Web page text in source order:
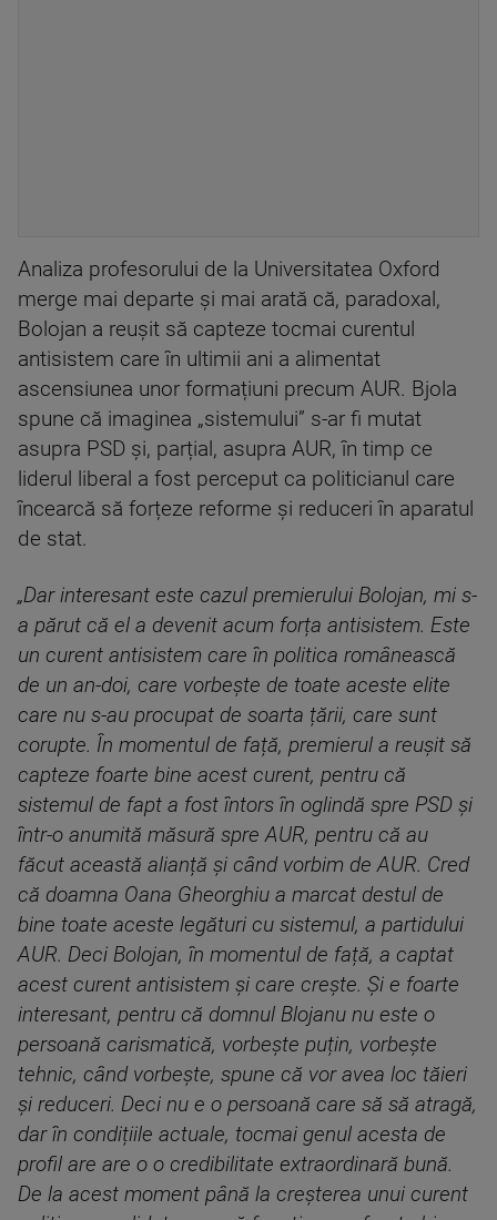
Analiza profesorului de la Universitatea Oxford
merge mai departe și mai arată că, paradoxal,
Bolojan a reușit să capteze tocmai curentul
antisistem care în ultimii ani a alimentat
ascensiunea unor formațiuni precum AUR. Bjola
spune că imaginea „sistemului” s-ar fi mutat
asupra PSD și, parțial, asupra AUR, în timp ce
liderul liberal a fost perceput ca politicianul care
încearcă să forțeze reforme și reduceri în aparatul
de stat.
„Dar interesant este cazul premierului Bolojan, mi s-
a părut că el a devenit acum forța antisistem. Este
un curent antisistem care în politica românească
de un an-doi, care vorbește de toate aceste elite
care nu s-au procupat de soarta țării, care sunt
corupte. În momentul de față, premierul a reușit să
capteze foarte bine acest curent, pentru că
sistemul de fapt a fost întors în oglindă spre PSD și
într-o anumită măsură spre AUR, pentru că au
făcut această alianță și când vorbim de AUR. Cred
că doamna Oana Gheorghiu a marcat destul de
bine toate aceste legături cu sistemul, a partidului
AUR. Deci Bolojan, în momentul de față, a captat
acest curent antisistem și care crește. Și e foarte
interesant, pentru că domnul Blojanu nu este o
persoană carismatică, vorbește puțin, vorbește
tehnic, când vorbește, spune că vor avea loc tăieri
și reduceri. Deci nu e o persoană care să să atragă,
dar în condițiile actuale, tocmai genul acesta de
profil are are o o credibilitate extraordinară bună.
De la acest moment până la creșterea unui curent